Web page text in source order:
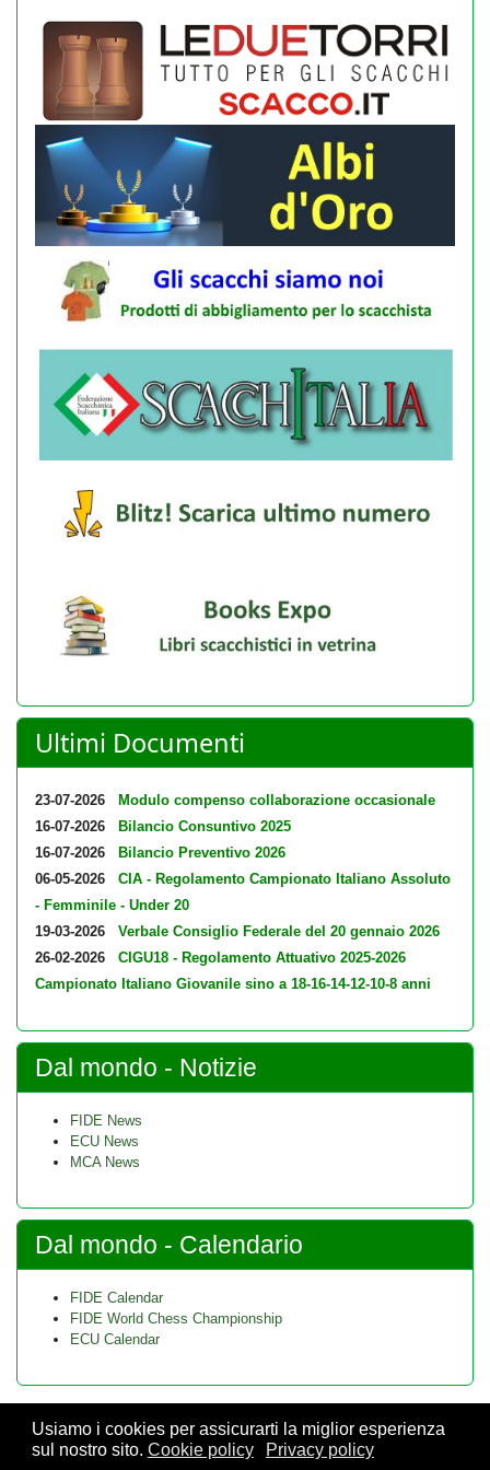
Usiamo i cookies per assicurarti la miglior esperienza
sul nostro sito. Cookie policy Privacy policy
Ultimi Documenti
23-07-2026
Modulo compenso collaborazione occasionale
16-07-2026
Bilancio Consuntivo 2025
16-07-2026
Bilancio Preventivo 2026
06-05-2026
CIA - Regolamento Campionato Italiano Assoluto
- Femminile - Under 20
19-03-2026
Verbale Consiglio Federale del 20 gennaio 2026
26-02-2026
CIGU18 - Regolamento Attuativo 2025-2026
Campionato Italiano Giovanile sino a 18-16-14-12-10-8 anni
Dal mondo - Notizie
FIDE News
ECU News
MCA News
Dal mondo - Calendario
FIDE Calendar
FIDE World Chess Championship
ECU Calendar